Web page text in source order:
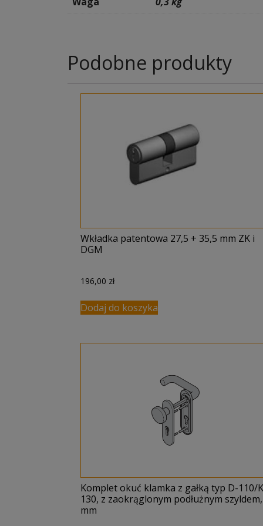
Podobne produkty
Wkładka patentowa 27,5 + 35,5 mm ZK i
DGM
196,00 zł
Dodaj do koszyka
Komplet okuć klamka z gałką typ D-110/
130, z zaokrąglonym podłużnym
mm